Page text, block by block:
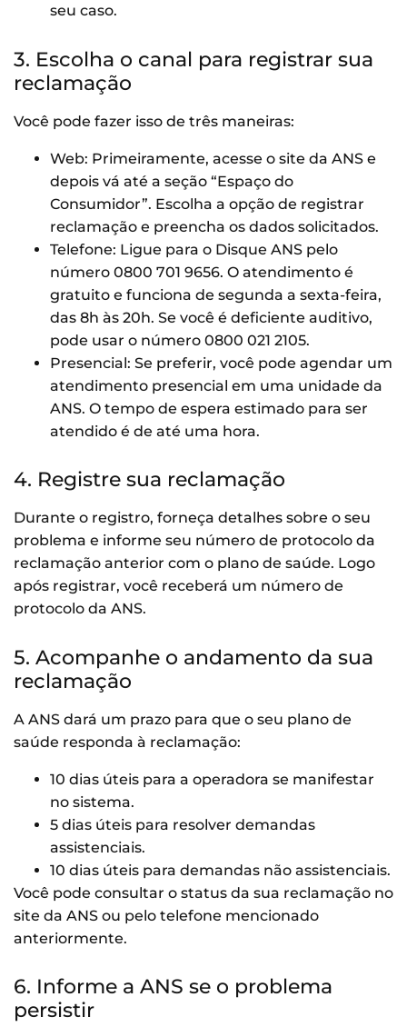
seu caso.
3. Escolha o canal para registrar sua
reclamação
Você pode fazer isso de três maneiras:
Web: Primeiramente, acesse o site da ANS e
depois vá até a seção “Espaço do
Consumidor”. Escolha a opção de registrar
reclamação e preencha os dados solicitados.
Telefone: Ligue para o Disque ANS pelo
número 0800 701 9656. O atendimento é
gratuito e funciona de segunda a sexta-feira,
das 8h às 20h. Se você é deficiente auditivo,
pode usar o número 0800 021 2105.
Presencial: Se preferir, você pode agendar um
atendimento presencial em uma unidade da
ANS. O tempo de espera estimado para ser
atendido é de até uma hora.
4. Registre sua reclamação
Durante o registro, forneça detalhes sobre o seu
problema e informe seu número de protocolo da
reclamação anterior com o plano de saúde. Logo
após registrar, você receberá um número de
protocolo da ANS.
5. Acompanhe o andamento da sua
reclamação
A ANS dará um prazo para que o seu plano de
saúde responda à reclamação:
10 dias úteis para a operadora se manifestar
no sistema.
5 dias úteis para resolver demandas
assistenciais.
10 dias úteis para demandas não assistenciais.
Você pode consultar o status da sua reclamação no
site da ANS ou pelo telefone mencionado
anteriormente.
6. Informe a ANS se o problema
persistir